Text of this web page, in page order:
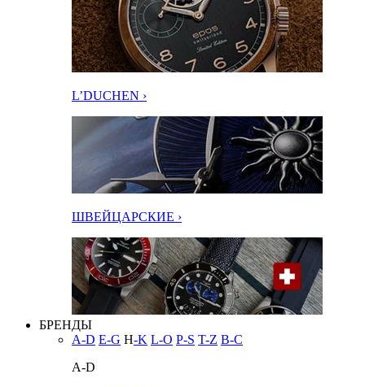
L’DUCHEN ›
ШВЕЙЦАРСКИЕ ›
БРЕНДЫ
A-D E-G H-K L-O P-S T-Z В-С
A-D